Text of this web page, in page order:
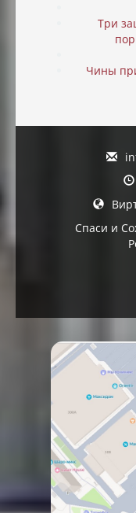
Три
Чины
Спаси и